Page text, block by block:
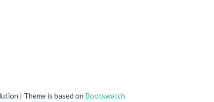
| Theme is based on Bootswatch